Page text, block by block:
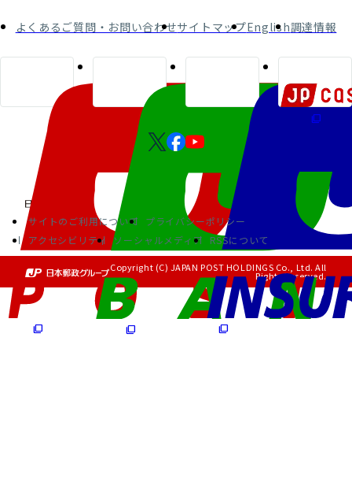
よくあるご質問・お問い合わせサイトマップEnglish調達情報
サイトのご利用について
プライバシーポリシー
アクセシビリティ
ソーシャルメディア RSSについて
Copyright (C) JAPAN POST HOLDINGS Co., Ltd. All
Rights Reserved.